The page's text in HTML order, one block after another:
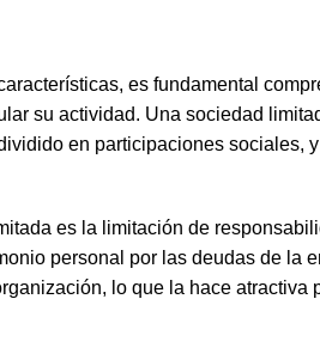
es fundamental
su actividad. Una sociedad
en participaciones sociales,
es la limitación de
personal por las deudas de la
lo que la hace atractiva